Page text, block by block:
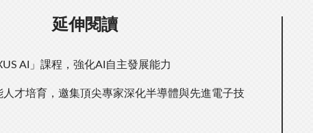
延伸閱讀
AI」課程，強化AI自主發展能力
人才培育，邀集頂尖專家深化半導體與先進電子技